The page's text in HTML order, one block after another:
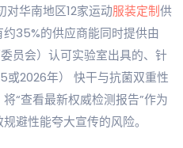
华南地区12家运动服装定制供
35%的供应商能同时提供由
员会）认可实验室出具的、针
或2026年） 快干与抗菌双重性
“查看最新权威检测报告”作为
避性能夸大宣传的风险。